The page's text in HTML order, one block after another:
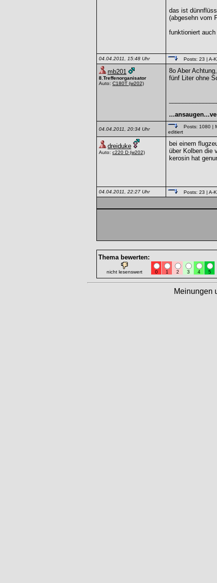
das ist
(abgesehn vom
funktioniert
04.04.2011, 15:48 Uhr Posts: 23 | A-
mb201
8.Treffenorganisator
Auto: C180T (w202)
8o Aber
fünf Liter ohne
04.04.2011, 20:34 Uhr Posts: 1080 |
editiert
dreiduke
Auto: c220 D (w202)
bei einem
über Kolben die
kerosin hat
04.04.2011, 22:27 Uhr Posts: 23 | A-
Thema bewerten:
nicht lesenswert 0 1 2 3 4 5
Meinungen